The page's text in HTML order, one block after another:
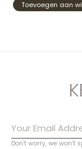
Toevoegen aan
Don’t worry, we won’t